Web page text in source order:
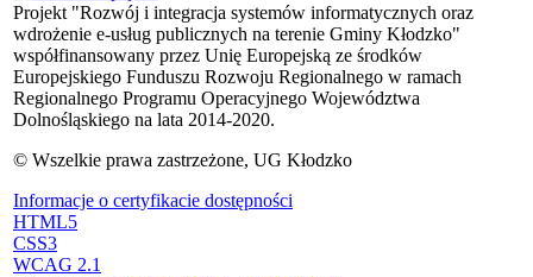
Projekt "Rozwój i integracja systemów informatycznych oraz
wdrożenie e-usług publicznych na terenie Gminy Kłodzko"
współfinansowany przez Unię Europejską ze środków
Europejskiego Funduszu Rozwoju Regionalnego w ramach
Regionalnego Programu Operacyjnego Województwa
Dolnośląskiego na lata 2014-2020.
© Wszelkie prawa zastrzeżone, UG Kłodzko
Informacje o certyfikacie dostępności
HTML5
CSS3
WCAG 2.1